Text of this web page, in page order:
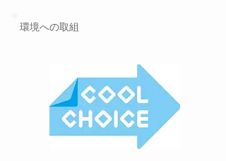
環境への取組